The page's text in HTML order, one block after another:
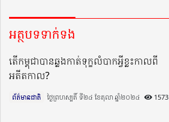
អត្ថបទទាក់ទង
តើកម្ពុជាបានឆ្លងកាត់ទុក្ខលំបាកអ្វីខ្លះកាលពី
អតីតកាល?
ព័ត៌មានជាតិ ថ្ងៃព្រហស្បតិ៍ ទី២៤ ខែតុលា ឆ្នាំ២០២៤​ 1573